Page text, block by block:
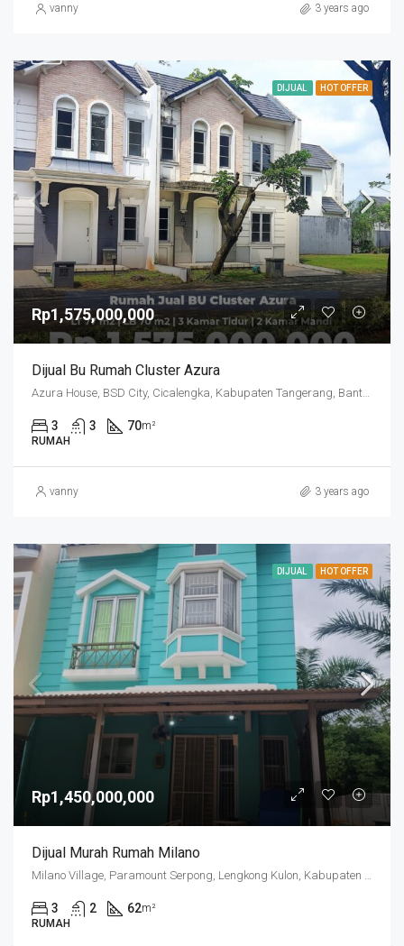
vanny 3 years ago
DIJUAL HOT OFFER
Rp1,575,000,000
Dijual Bu Rumah Cluster Azura
3 3 70m²
RUMAH
vanny 3 years ago
DIJUAL HOT OFFER
Rp1,450,000,000
Dijual Murah Rumah Milano
Milano Village, Paramount Serpong, Lengkong Kulon, Kabupaten Tangerang, Banten, Indonesia
3 2 62m²
RUMAH